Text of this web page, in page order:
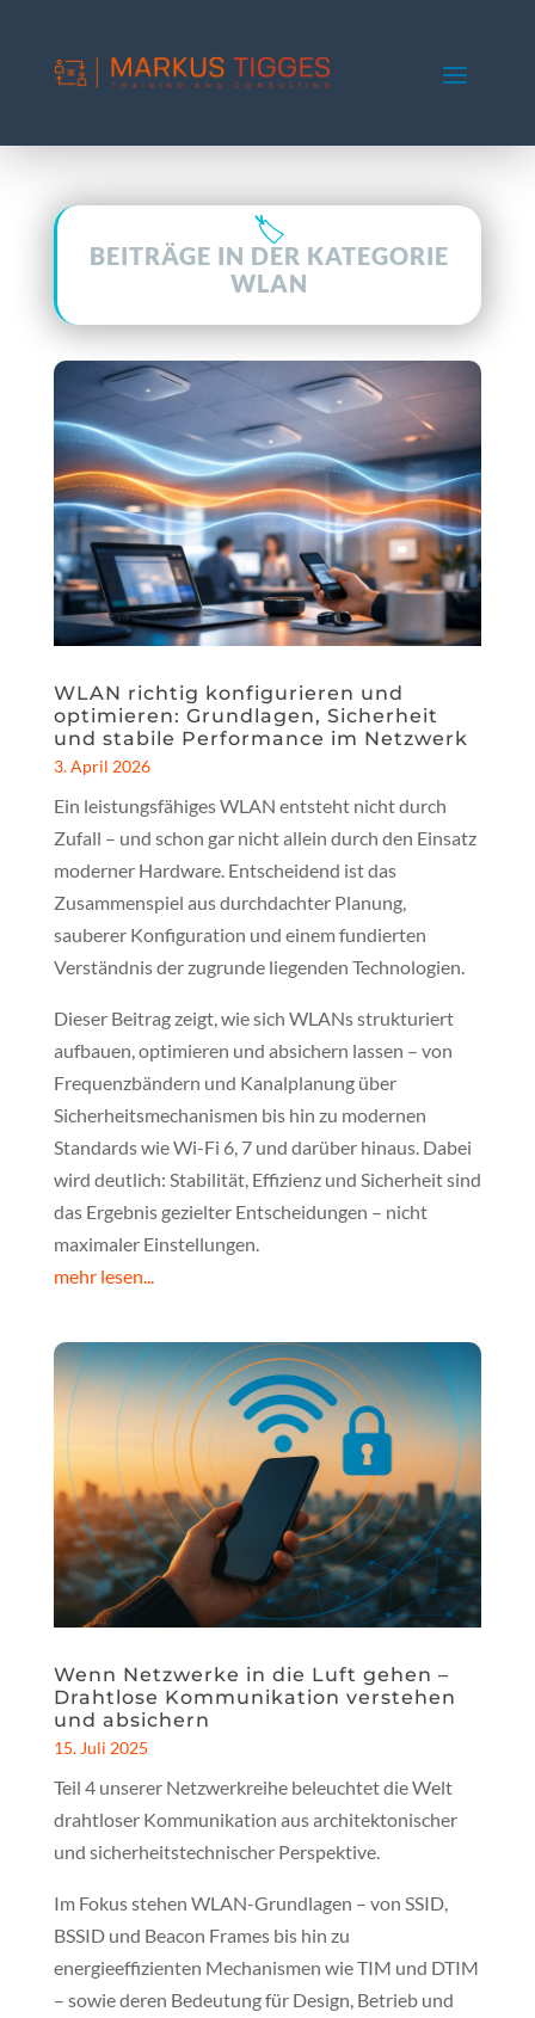
BEITRÄGE IN DER KATEGORIE
WLAN
WLAN richtig konfigurieren und
optimieren: Grundlagen, Sicherheit
und stabile Performance im Netzwerk
3. April 2026
Ein leistungsfähiges WLAN entsteht nicht durch
Zufall – und schon gar nicht allein durch den Einsatz
moderner Hardware. Entscheidend ist das
Zusammenspiel aus durchdachter Planung,
sauberer Konfiguration und einem fundierten
Verständnis der zugrunde liegenden Technologien.
Dieser Beitrag zeigt, wie sich WLANs strukturiert
aufbauen, optimieren und absichern lassen – von
Frequenzbändern und Kanalplanung über
Sicherheitsmechanismen bis hin zu modernen
Standards wie Wi-Fi 6, 7 und darüber hinaus. Dabei
wird deutlich: Stabilität, Effizienz und Sicherheit sind
das Ergebnis gezielter Entscheidungen – nicht
maximaler Einstellungen.
mehr lesen...
Wenn Netzwerke in die Luft gehen –
Drahtlose Kommunikation verstehen
und absichern
15. Juli 2025
Teil 4 unserer Netzwerkreihe beleuchtet die Welt
drahtloser Kommunikation aus architektonischer
und sicherheitstechnischer Perspektive.
Im Fokus stehen WLAN-Grundlagen – von SSID,
BSSID und Beacon Frames bis hin zu
energieeffizienten Mechanismen wie TIM und DTIM
– sowie deren Bedeutung für Design, Betrieb und